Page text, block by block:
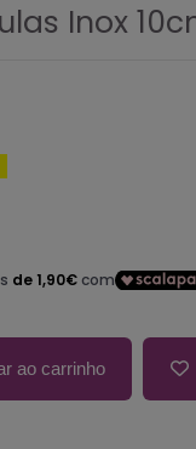
Inox
ao carrinho